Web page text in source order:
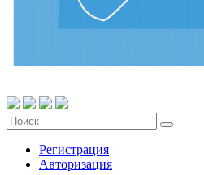
Регистрация
Авторизация